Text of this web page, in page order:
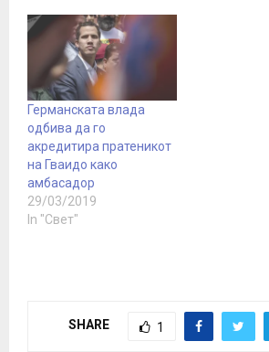
сочинувале сојузниците
на претседателот
Николас Мадуро и
лидерот на опозицијата
Хуан Гваидо, пренесува
АП. Планот, кој се
совпаѓа со предлогот на
Гваидо за формирање
вонредна влада во…
Германската влада
одбива да го
акредитира пратеникот
на Гваидо како
амбасадор
29/03/2019
In "Свет"
SHARE 1